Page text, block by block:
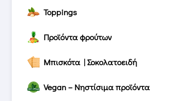
Toppings
Προϊόντα φρούτων
Μπισκότα | Σοκολατοειδή
Vegan – Νηστίσιμα προϊόντα